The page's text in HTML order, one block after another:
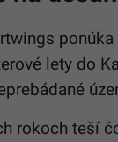
lety do
rokoch teší